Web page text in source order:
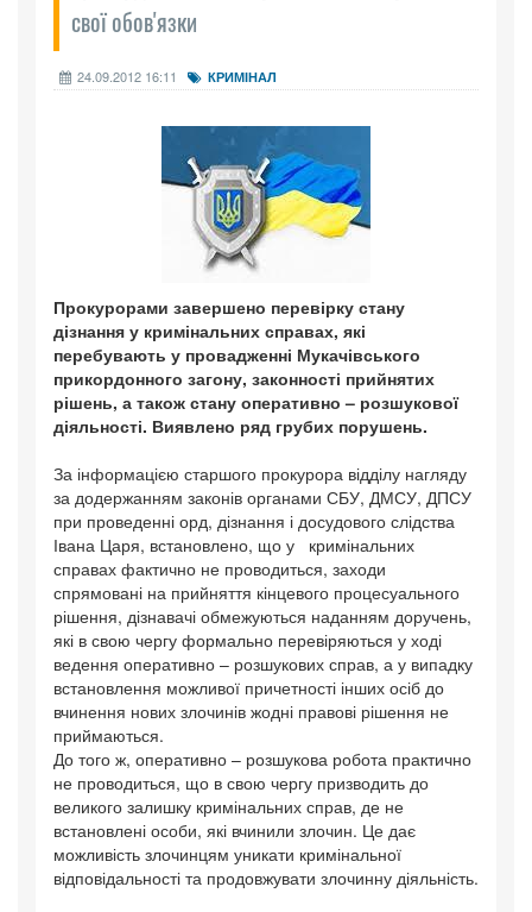
свої обов'язки
24.09.2012 16:11 КРИМІНАЛ
Прокурорами завершено перевірку стану
дізнання у кримінальних справах, які
перебувають у провадженні Мукачівського
прикордонного загону, законності прийнятих
рішень, а також стану оперативно – розшукової
діяльності. Виявлено ряд грубих порушень.
За інформацією старшого прокурора відділу нагляду
за додержанням законів органами СБУ, ДМСУ, ДПСУ
при проведенні орд, дізнання і досудового слідства
Івана Царя, встановлено, що у кримінальних
справах фактично не проводиться, заходи
спрямовані на прийняття кінцевого процесуального
рішення, дізнавачі обмежуються наданням доручень,
які в свою чергу формально перевіряються у ході
ведення оперативно – розшукових справ, а у випадку
встановлення можливої причетності інших осіб до
вчинення нових злочинів жодні правові рішення не
приймаються.
До того ж, оперативно – розшукова робота практично
не проводиться, що в свою чергу призводить до
великого залишку кримінальних справ, де не
встановлені особи, які вчинили злочин. Це дає
можливість злочинцям уникати кримінальної
відповідальності та продовжувати злочинну діяльність.